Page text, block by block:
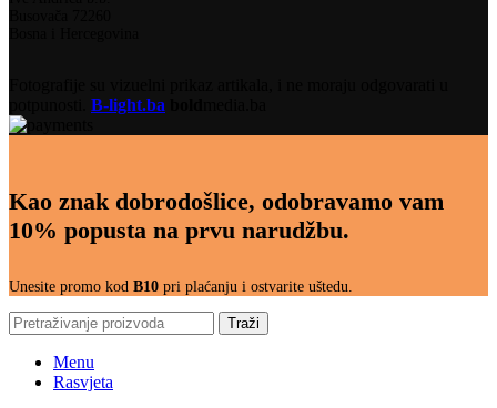
B-light.ba
Kao znak dobrodošlice, odobravamo vam
10% popusta na prvu narudžbu.
Unesite promo kod B10 pri plaćanju i ostvarite uštedu.
Traži
Menu
Rasvjeta